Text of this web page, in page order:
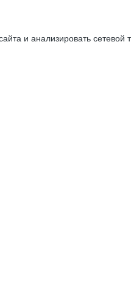
и анализировать сетевой